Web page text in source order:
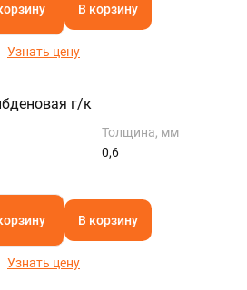
В корзину
Узнать цену
г/к
Толщина, мм
0,6
В корзину
Узнать цену